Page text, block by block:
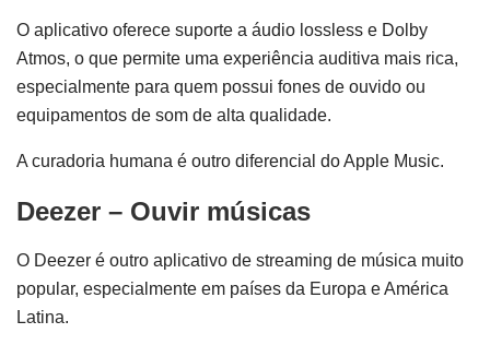
O aplicativo oferece suporte a áudio lossless e Dolby
Atmos, o que permite uma experiência auditiva mais rica,
especialmente para quem possui fones de ouvido ou
equipamentos de som de alta qualidade.
A curadoria humana é outro diferencial do Apple Music.
Deezer – Ouvir músicas
O Deezer é outro aplicativo de streaming de música muito
popular, especialmente em países da Europa e América
Latina.